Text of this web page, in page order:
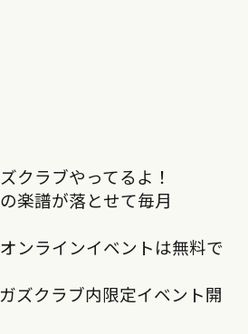
クラブやってるよ！
楽譜が落とせて毎月
ンラインイベントは無料で
ズクラブ内限定イベント開